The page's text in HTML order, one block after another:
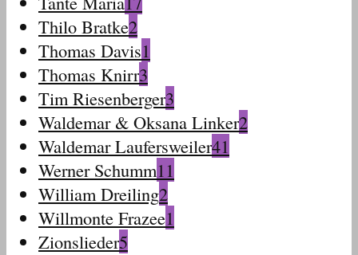
Thilo Bratke2
Thomas Davis1
Thomas Knirr3
Tim Riesenberger3
Waldemar & Oksana Linker2
Waldemar Laufersweiler41
Werner Schumm11
William Dreiling2
Willmonte Frazee1
Zionslieder5